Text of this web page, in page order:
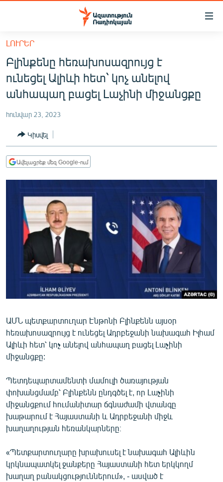
Մատչելիության
հիմնական
բովանդակությանը
Անցնել
հիմնական
մենյուին
ՀԱՅԱՍՏԱՆ
ՔԱՂԱՔԱԿԱՆ
ՀԱՍԱՐԱԿՈՒԹՅՈՒՆ
ՏՆՏԵՍՈՒԹՅՈՒՆ
ՂԱՐԱԲԱՂ
ՊԱՏԵՐԱԶՄԻ 6 ՇԱԲԱԹՆԵՐԸ
ՏԱՐԱԾԱՇՐՋԱՆ
ՄԻՋԱԶԳԱՅԻՆ
ՍՊՈՐՏ
ՄԵԿՆԱԲԱՆՈՒԹՅՈՒՆ
ԿՈՐՈՆԱՎԻՐՈՒՍ
ԱՐԽԻՎ
ՏԵՍԱՆՅՈՒԹԵՐ
ՁԳՏԵԼՈՎ ԼԱՎԱԳՈՒՅՆԻՆ
ՓՈԴՔԱՍԹ
English
Русский
ԼՈՒՐԵՐ
Բլինքենը հեռախոսազրույց է
ունեցել Ալիևի հետ՝ կոչ անելով
անհապաղ բացել Լաչինի միջանցքը
հունվար 23, 2023
Կիսվել
Ավելացրեք մեզ Google-ում
ԱՄՆ պետքարտուղար Էնթոնի Բլինքենն այսօր
հեռախոսազրույց է ունեցել Ադրբեջանի նախագահ Իլհամ
Ալիևի հետ՝ կոչ անելով անհապաղ բացել Լաչինի
միջանցքը:
Պետդեպարտամենտի մամուլի ծառայության
փոխանցմամբ՝ Բլինքենն ընդգծել է, որ Լաչինի
միջանցքում հումանիտար ճգնաժամի վտանգը
խաթարում է Հայաստանի և Ադրբեջանի միջև
խաղաղության հեռանկարները։
«Պետքարտուղարը խրախուսել է նախագահ Ալիևին
կրկնապատկել ջանքերը Հայաստանի հետ երկկողմ
խաղաղ բանակցություններում», - ասված է